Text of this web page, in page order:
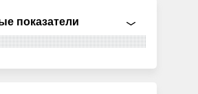
показатели